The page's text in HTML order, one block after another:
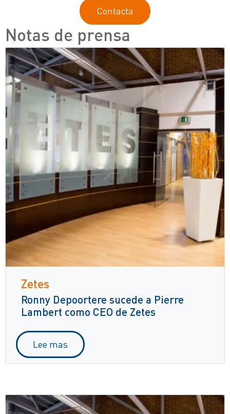
Contacta
Notas de prensa
Zetes
Ronny Depoortere sucede a Pierre
Lambert como CEO de Zetes
Lee mas